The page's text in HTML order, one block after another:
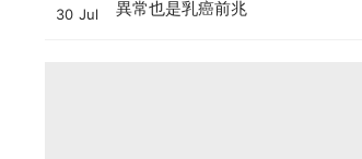
30 Jul
異常也是乳癌前兆